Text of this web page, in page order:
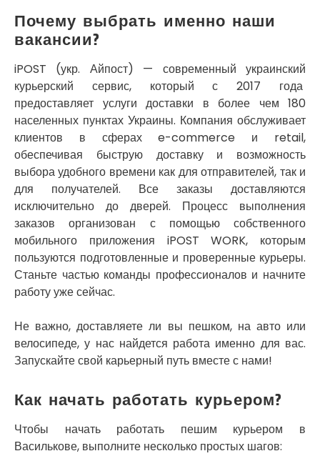
Почему выбрать именно наши
вакансии?
iPOST (укр. Айпост) — современный украинский
курьерский сервис, который с 2017 года
предоставляет услуги доставки в более чем 180
населенных пунктах Украины. Компания обслуживает
клиентов в сферах e-commerce и retail,
обеспечивая быструю доставку и возможность
выбора удобного времени как для отправителей, так и
для получателей. Все заказы доставляются
исключительно до дверей. Процесс выполнения
заказов организован с помощью собственного
мобильного приложения iPOST WORK, которым
пользуются подготовленные и проверенные курьеры.
Станьте частью команды профессионалов и начните
работу уже сейчас.
Не важно, доставляете ли вы пешком, на авто или
велосипеде, у нас найдется работа именно для вас.
Запускайте свой карьерный путь вместе с нами!
Как начать работать курьером?
Чтобы начать работать пешим курьером в
Василькове, выполните несколько простых шагов:
Рени
Решетиловка
Ромны
Ровно
Рудное
Самбор
Счастливое
Шепетовка
Шостка
Шпола
Синельниково
Славута
Славутич
Слобожанское
Смела
Софиевская Борщаговка
Сокольники
Солоницевка
Старые Петровцы
Стебник
Стоянка
Сумы
Светловодск
Святопетровское
Тальное